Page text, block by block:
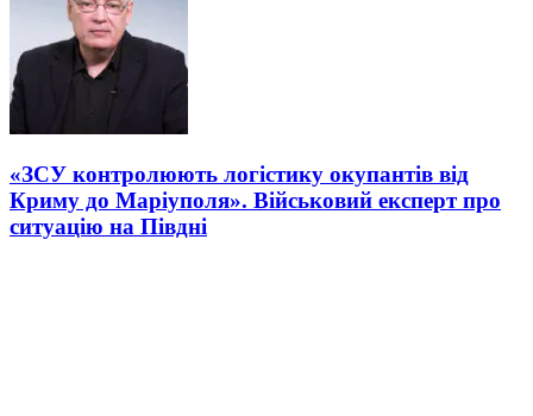
«ЗСУ контролюють логістику окупантів від
Криму до Маріуполя». Військовий експерт про
ситуацію на Півдні